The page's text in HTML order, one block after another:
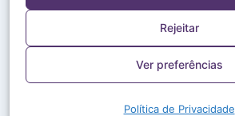
Rejeitar
Ver preferências
Política de Privacidade